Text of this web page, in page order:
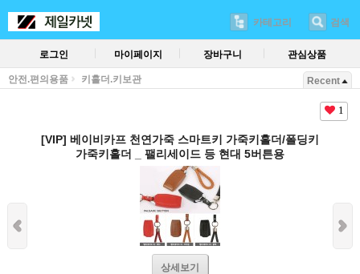
카테고리 검색
로그인 마이페이지 장바구니 관심상품
안전.편의용품 키홀더.키보관 Recent
1
[VIP] 베이비카프 천연가죽 스마트키 가죽키홀더/폴딩키
가죽키홀더 _ 팰리세이드 등 현대 5버튼용
상세보기